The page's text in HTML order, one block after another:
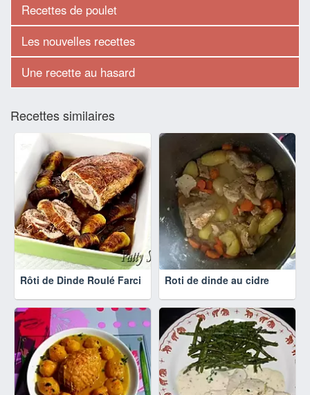
Recettes de poulet
Les nouvelles recettes
Une recette au hasard
Recettes similaires
Rôti de Dinde Roulé Farci Roti de dinde au cidre